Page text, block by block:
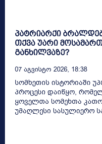
პატრიარქი
თქვა უარი
განხილვაზე?
07 Აგვისტო 2026, 18:38
სომხეთის ისტორიაში
პროცესი დაიწყო,
ყოველთა სომეხთა
უმაღლესი სასულიერო